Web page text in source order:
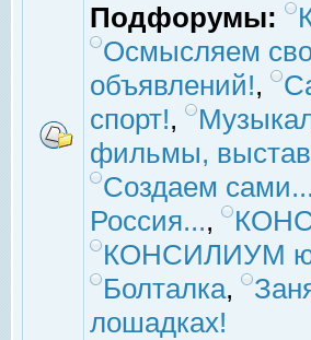
Подфорумы:
Осмысляем
объявлений!,
спорт!,
фильмы,
Создаем сами...
Россия...,
КОНСИЛИУМ
Болталка,
лошадках!